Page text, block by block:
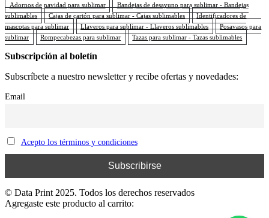
Adornos de navidad para sublimar
Bandejas de desayuno para sublimar - Bandejas
sublimables
Cajas de cartón para sublimar - Cajas sublimables
Identificadores de
mascotas para sublimar
Llaveros para sublimar - Llaveros sublimables
Posavasos para
sublimar
Rompecabezas para sublimar Tazas para sublimar - Tazas sublimables
Subscripción al boletín
Subscríbete a nuestro newsletter y recibe ofertas y novedades:
Email
Acepto los términos y condiciones
© Data Print 2025. Todos los derechos reservados
Agregaste este producto al carrito: